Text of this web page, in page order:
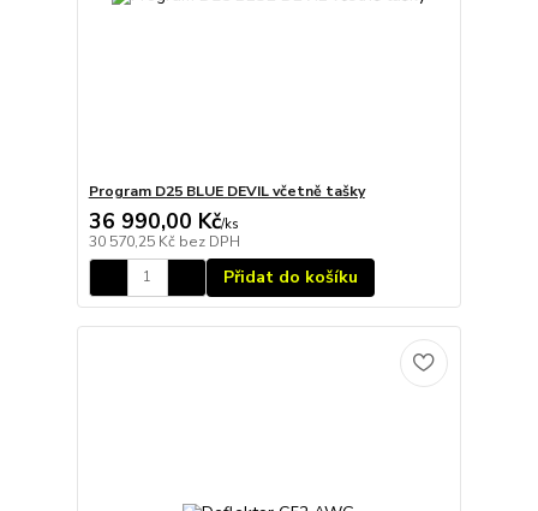
Program D25 BLUE DEVIL včetně tašky
36 990,00 Kč/ks
30 570,25 Kč bez DPH
Přidat do košíku